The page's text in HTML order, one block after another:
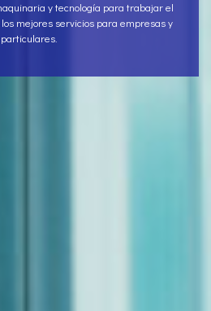
y tecnología para trabajar el
mejores servicios para empresas y
particulares.